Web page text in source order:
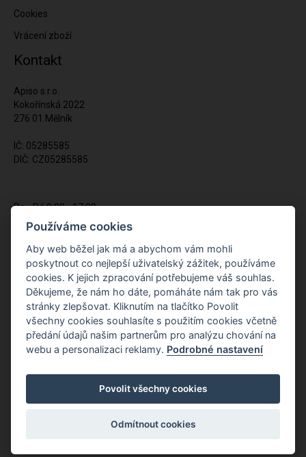
Cookies
Vrácení zboží
Kontakt
Apiso s.r.o.
Kokořínská 2022
276 01 Mělník
IČ: 05285585
DIČ: CZ05285585
Po - Pá 9:00 - 17:00
(12:00 - 12:30 pauza)
Napište nám kdykoliv!
info@apiso.cz
Copyright © Novy Web s.r.o. 2026
Používáme cookies
Aby web běžel jak má a abychom vám mohli
poskytnout co nejlepší uživatelský zážitek, používáme
cookies. K jejich zpracování potřebujeme váš souhlas.
Děkujeme, že nám ho dáte, pomáháte nám tak pro vás
stránky zlepšovat. Kliknutím na tlačítko Povolit
všechny cookies souhlasíte s použitím cookies včetně
předání údajů našim partnerům pro analýzu chování na
webu a personalizaci reklamy. Podrobné nastavení
Povolit všechny cookies
Odmítnout cookies